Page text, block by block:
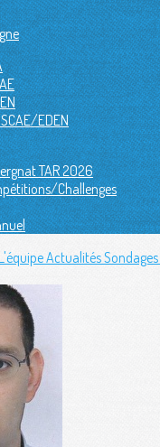
EDEN
TAR 2026
Challenges
ActualitésSondages